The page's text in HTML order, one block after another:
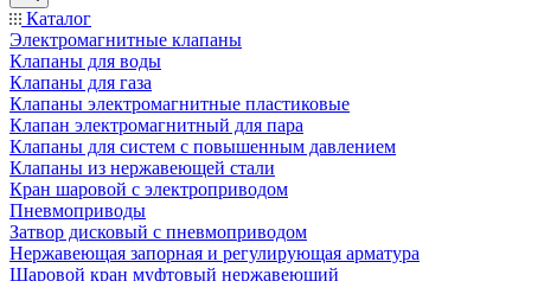
Каталог
Электромагнитные клапаны
Клапаны для воды
Клапаны для газа
Клапаны электромагнитные пластиковые
Клапан электромагнитный для пара
Клапаны для систем с повышенным давлением
Клапаны из нержавеющей стали
Кран шаровой с электроприводом
Пневмоприводы
Затвор дисковый с пневмоприводом
Нержавеющая запорная и регулирующая арматура
Шаровой кран муфтовый нержавеющий